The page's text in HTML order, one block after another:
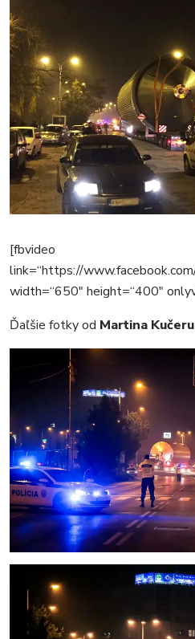
[fbvideo
link=“https://
width=“650″ height=“400″
Ďaľšie fotky od Martina Kučeru